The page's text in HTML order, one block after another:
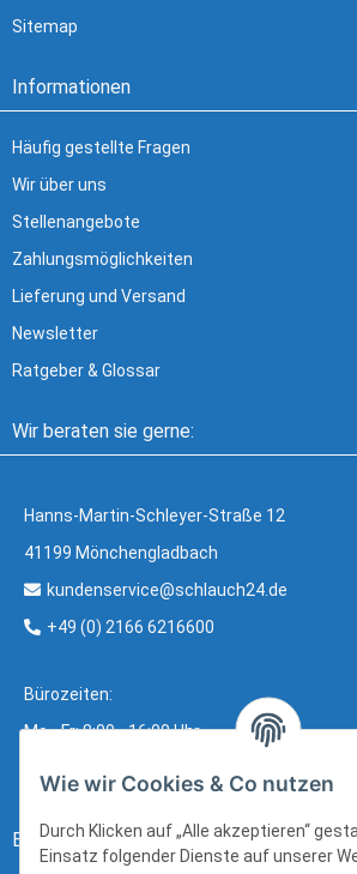
Sitemap
Informationen
Häufig gestellte Fragen
Wir über uns
Stellenangebote
Zahlungsmöglichkeiten
Lieferung und Versand
Newsletter
Ratgeber & Glossar
Wir beraten sie gerne:
Hanns-Martin-Schleyer-Straße 12
41199 Mönchengladbach
kundenservice@schlauch24.de
+49 (0) 2166 6216600
Bürozeiten:
Mo - Fr: 8:00 - 16:00 Uhr
Bezahlung:
Wie wir Cookies & Co nutzen
Durch Klicken auf „Alle akzeptieren“
Einsatz folgender Dienste auf unserer